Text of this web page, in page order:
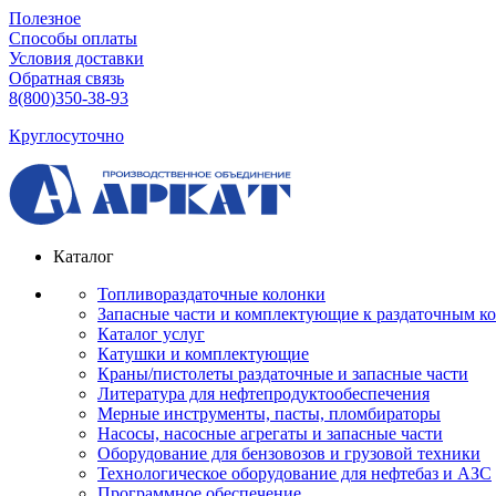
Полезное
Способы оплаты
Условия доставки
Обратная связь
8(800)350-38-93
Круглосуточно
Каталог
Топливораздаточные колонки
Запасные части и комплектующие к раздаточным
Каталог услуг
Катушки и комплектующие
Краны/пистолеты раздаточные и запасные части
Литература для нефтепродуктообеспечения
Мерные инструменты, пасты, пломбираторы
Насосы, насосные агрегаты и запасные части
Оборудование для бензовозов и грузовой техники
Технологическое оборудование для нефтебаз и АЗС